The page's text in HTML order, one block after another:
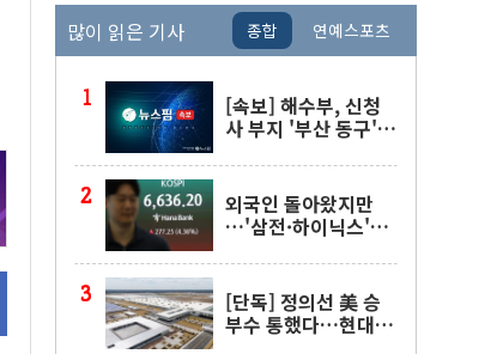
많이 읽은 기사 종합 연예스포츠
[속보] 해수부, 신청
사 부지 '부산 동구'
외국인 돌아왔지만
…'삼전·하이닉스'는
[단독] 정의선 美 승
부수 통했다…현대차